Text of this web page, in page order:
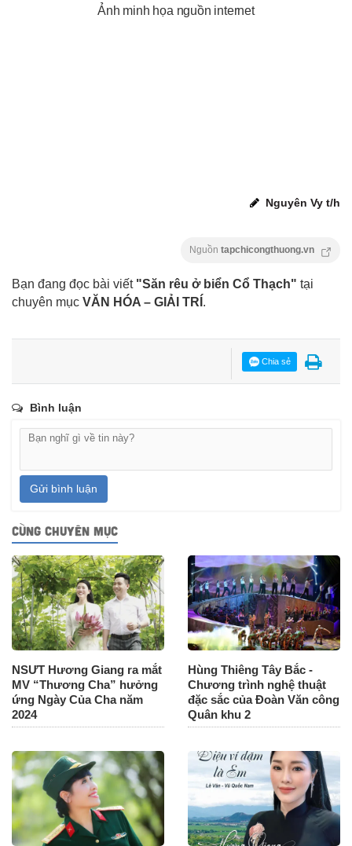
Ảnh minh họa nguồn internet
Nguyên Vy t/h
Nguồn tapchicongthuong.vn
Bạn đang đọc bài viết "Săn rêu ở biển Cổ Thạch" tại
chuyên mục VĂN HÓA – GIẢI TRÍ .
Chia sẻ
Bình luận
Gửi bình luận
CÙNG CHUYÊN MỤC
NSƯT Hương Giang ra mắt
MV “Thương Cha” hưởng
ứng Ngày Của Cha năm
2024
Hùng Thiêng Tây Bắc -
Chương trình nghệ thuật
đặc sắc của Đoàn Văn công
Quân khu 2